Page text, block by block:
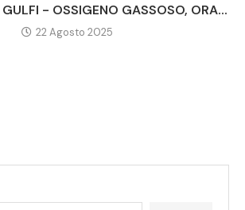
- OSSIGENO GASSOSO, ORA...
22 Agosto 2025